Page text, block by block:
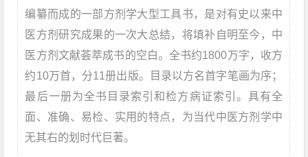
编纂而成的一部方剂学大型工具书，是对有史以来中
医方剂研究成果的一次大总结，将填补自明至今，中
医方剂文献荟萃成书的空白。全书约1800万字，收方
约10万首，分11册出版。目录以方名首字笔画为序；
最后一册为全书目录索引和检方病证索引。具有全
面、准确、易检、实用的特点，为当代中医方剂学中
无其右的划时代巨著。